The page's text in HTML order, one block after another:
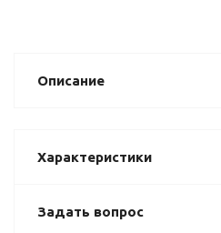
Описание
Характеристики
Задать вопрос